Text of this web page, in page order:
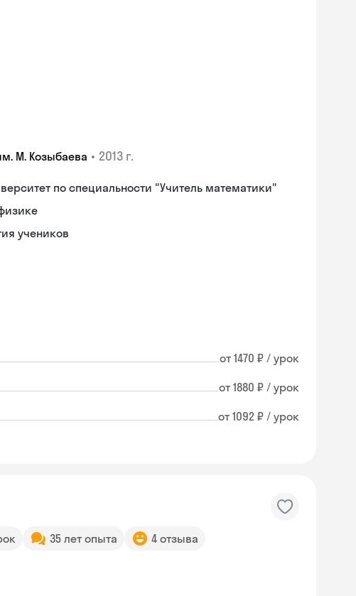
М. Козыбаева • 2013 г.
по специальности "Учитель математики"
учеников
от 1470 ₽ / урок
от 1880 ₽ / урок
от 1092 ₽ / урок
35 лет опыта 4 отзыва